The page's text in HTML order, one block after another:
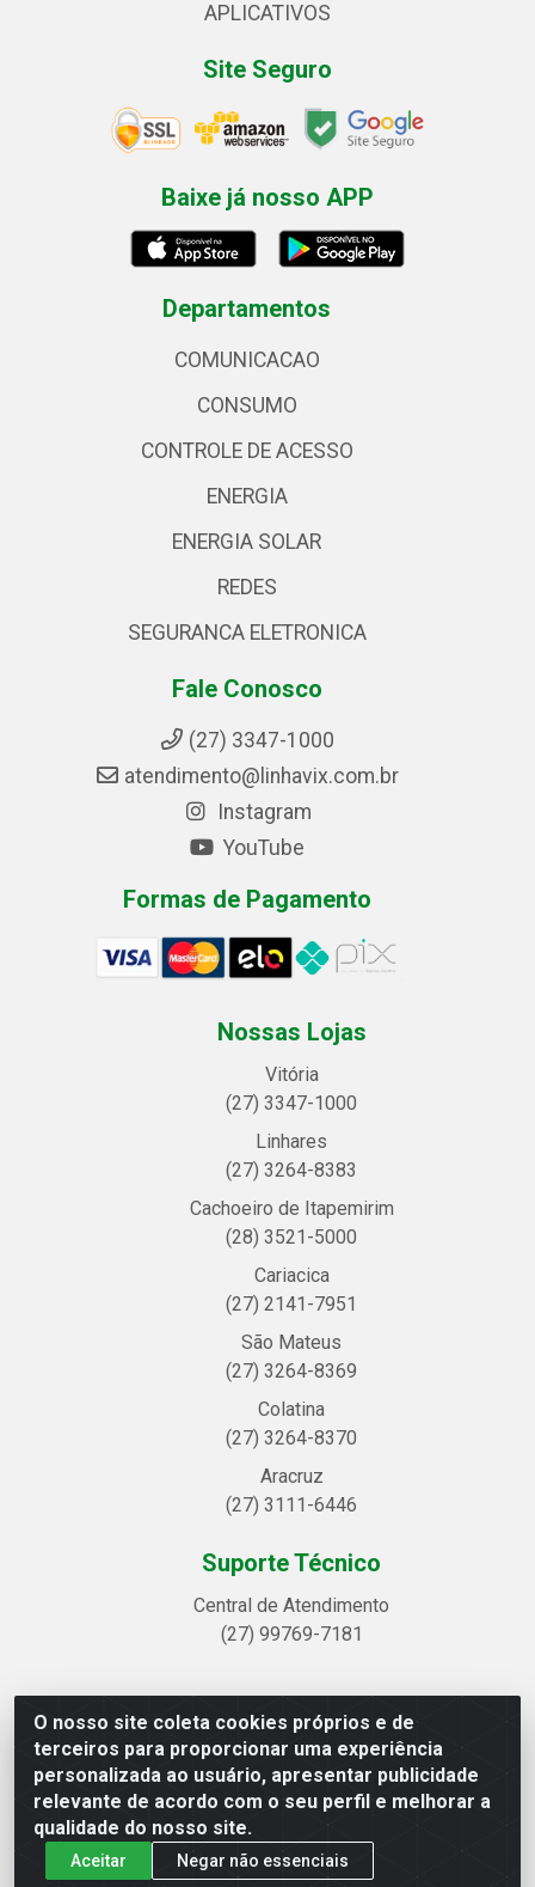
O nosso site coleta cookies próprios e de
terceiros para proporcionar uma experiência
personalizada ao usuário, apresentar publicidade
relevante de acordo com o seu perfil e melhorar a
qualidade do nosso site.
Aceitar Negar não essenciais
APLICATIVOS
Site Seguro
Baixe já nosso APP
Departamentos
COMUNICACAO
CONSUMO
CONTROLE DE ACESSO
ENERGIA
ENERGIA SOLAR
REDES
SEGURANCA ELETRONICA
Fale Conosco
(27) 3347-1000
atendimento@linhavix.com.br
Instagram
YouTube
Formas de Pagamento
Nossas Lojas
Vitória
(27) 3347-1000
Linhares
(27) 3264-8383
Cachoeiro de Itapemirim
(28) 3521-5000
Cariacica
(27) 2141-7951
São Mateus
(27) 3264-8369
Colatina
(27) 3264-8370
Aracruz
(27) 3111-6446
Suporte Técnico
Central de Atendimento
(27) 99769-7181
Linhavix Distribuidora LTDA - Avenida Alegre, 2521 -
Quadra314 Lote 05 e 07 - Shell, Linhares/ES - CEP
29.901-605 - CNPJ 20.857.514/0001-75